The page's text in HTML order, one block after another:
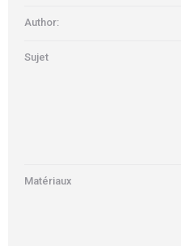
Author:
Sujet
Matériaux